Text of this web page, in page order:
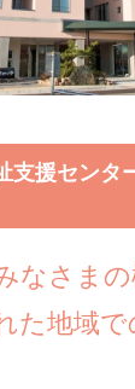
支援セン
なさま
た地域